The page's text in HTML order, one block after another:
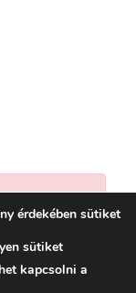
érdekében sütiket
sütiket
kapcsolni a